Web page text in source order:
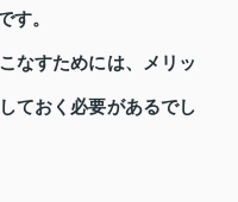
す。
なすためには、メリッ
ておく必要があるでし